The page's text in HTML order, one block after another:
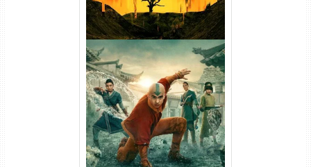
Avatar: O Último Mestre do
Ar 2ª Temporada Torrent
(2026) WEB-DL 1080p Dual
Áudio